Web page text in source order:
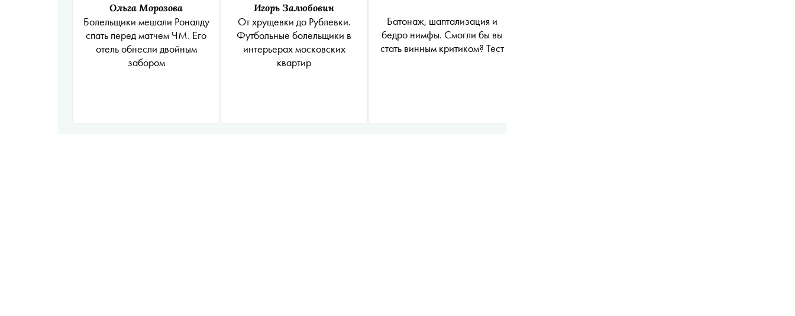
Ольга Морозова
Болельщики мешали Роналду
спать перед матчем ЧМ. Его
отель обнесли двойным
забором
Игорь Залюбовин
От хрущевки до Рублевки.
Футбольные болельщики в
интерьерах московских
квартир
Батонаж, шаптализация и
бедро нимфы. Смогли бы вы
стать винным критиком? Тест